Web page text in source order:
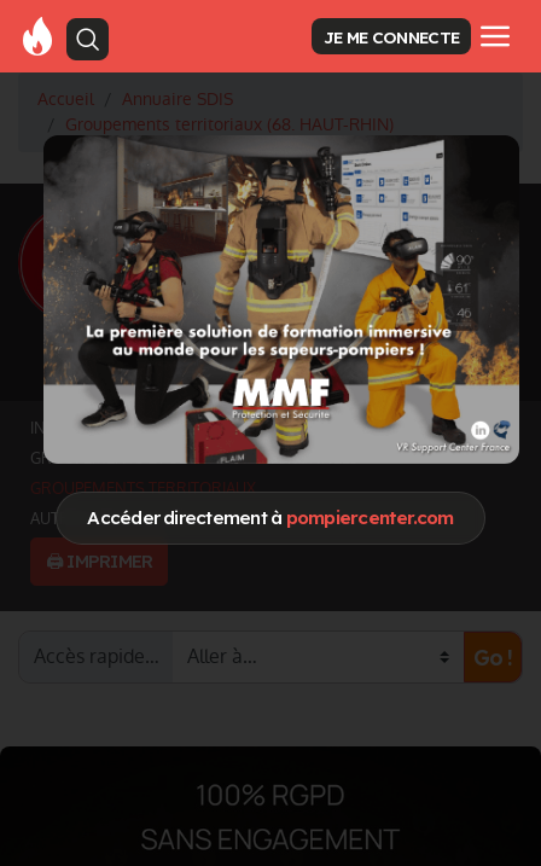
Accéder directement à pompiercenter.com
JE ME CONNECTE
Accueil
Annuaire SDIS
Groupements territoriaux (68. HAUT-RHIN)
<Retour à la liste des SDIS
SDIS Haut-Rhin à
Colmar (68)
DépartementHAUT-RHIN
3525 km² - 772452 habitants
Informations mises à jour le 3 juil. 2026
INFOS GÉNÉRALES
GROUPEMENTS ET SERVICES FONCTIONNELS
GROUPEMENTS TERRITORIAUX
AUTRES ORGANISMES
🖨️ IMPRIMER
Accès rapide… Go !